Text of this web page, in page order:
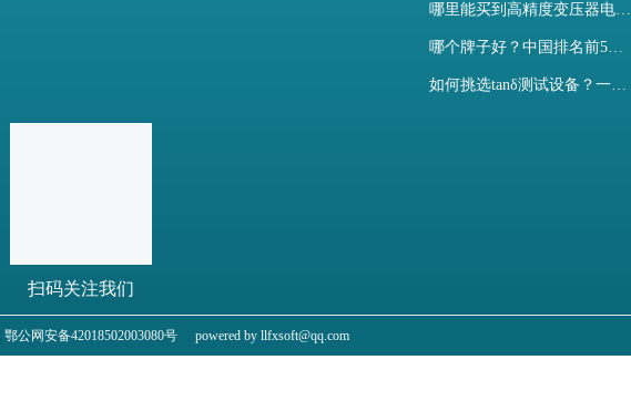
哪里能买到高精度变压器电容量及介损测试仪？快速解决选型难题
哪个牌子好？中国排名前5介质损耗测试仪选型对比快速解决测量难题
如何挑选tanδ测试设备？一文掌握高压介质损耗测试仪采购核心
扫码关注我们
鄂公网安备42018502003080号 powered by llfxsoft@qq.com